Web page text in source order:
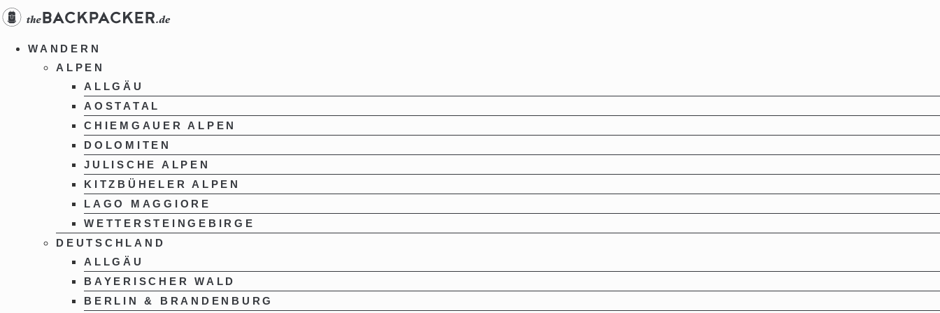
Zum
Inhalt
springenWANDERN
ALPEN
ALLGÄU
AOSTATAL
CHIEMGAUER ALPEN
DOLOMITEN
JULISCHE ALPEN
KITZBÜHELER ALPEN
LAGO MAGGIORE
WETTERSTEINGEBIRGE
DEUTSCHLAND
ALLGÄU
BAYERISCHER WALD
BERLIN & BRANDENBURG